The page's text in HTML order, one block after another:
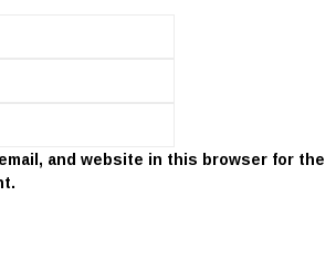
and website in this browser for the